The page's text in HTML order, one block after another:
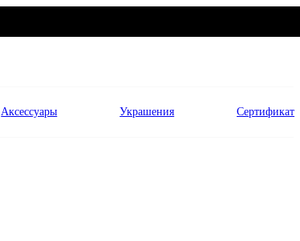
Аксессуары Украшения Сертификат